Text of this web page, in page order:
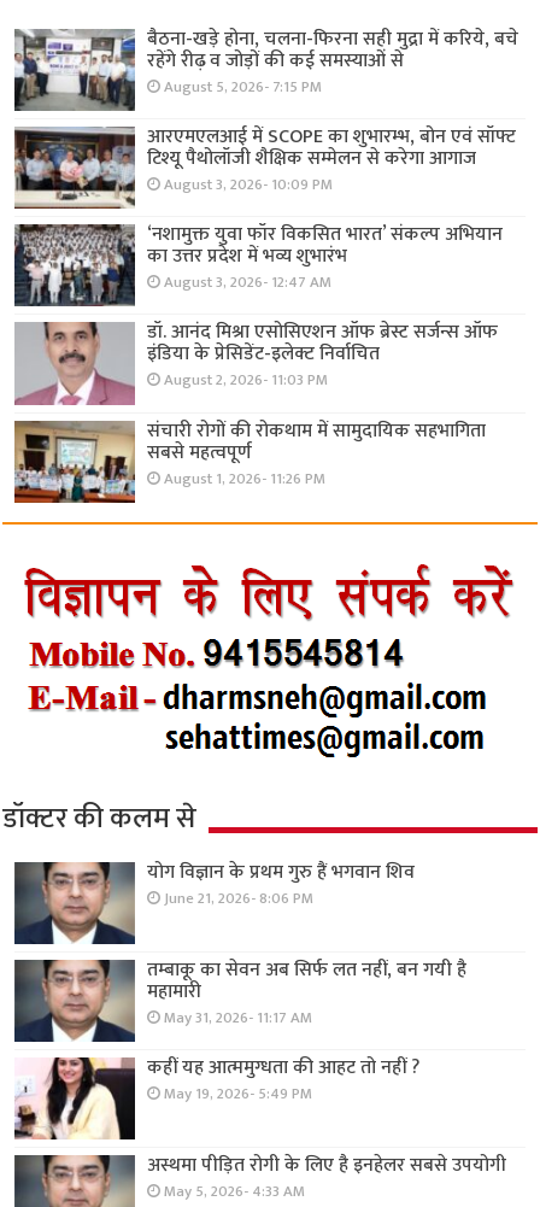
बैठना-खड़े होना, चलना-फिरना सही मुद्रा में करिये, बचे
रहेंगे रीढ़ व जोड़ों की कई समस्याओं से
August 5, 2026- 7:15 PM
आरएमएलआई में SCOPE का शुभारम्भ, बोन एवं सॉफ्ट
टिश्यू पैथोलॉजी शैक्षिक सम्मेलन से करेगा आगाज
August 3, 2026- 10:09 PM
‘नशामुक्त युवा फॉर विकसित भारत’ संकल्प अभियान
का उत्तर प्रदेश में भव्य शुभारंभ
August 3, 2026- 12:47 AM
डॉ. आनंद मिश्रा एसोसिएशन ऑफ ब्रेस्ट सर्जन्स ऑफ
इंडिया के प्रेसिडेंट-इलेक्ट निर्वाचित
August 2, 2026- 11:03 PM
संचारी रोगों की रोकथाम में सामुदायिक सहभागिता
सबसे महत्वपूर्ण
August 1, 2026- 11:26 PM
डॉक्टर की कलम से
योग विज्ञान के प्रथम गुरु हैं भगवान शिव
June 21, 2026- 8:06 PM
तम्बाकू का सेवन अब सिर्फ लत नहीं, बन गयी है
महामारी
May 31, 2026- 11:17 AM
कहीं यह आत्ममुग्धता की आहट तो नहीं ?
May 19, 2026- 5:49 PM
अस्थमा पीड़ित रोगी के लिए है इनहेलर सबसे उपयोगी
May 5, 2026- 4:33 AM